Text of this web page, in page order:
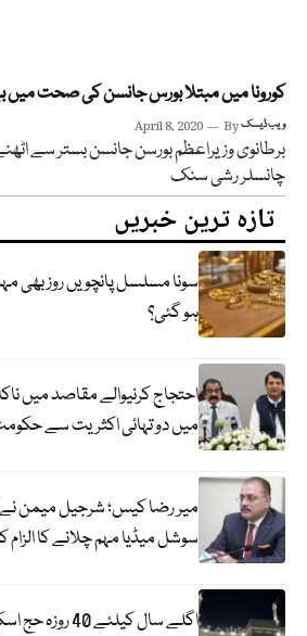
کورونا میں مبتلا بورس جانسن کی صحت میں
April 8, 2020 Byویب ڈیسک
برطانوی وزیراعظم بورسن جانسن بستر سے
چانسلر رشی سنک
تازہ ترین خبریں
سونا مسلسل پانچویں روز بھی
ہو گئی؟
احتجاج کرنیوالے مقاصد میں
میں دو تہائی اکثریت سے حکومت
میر رضا کیس؛ شرجیل میمن نے
سوشل میڈیا مہم چلانے کا الزام